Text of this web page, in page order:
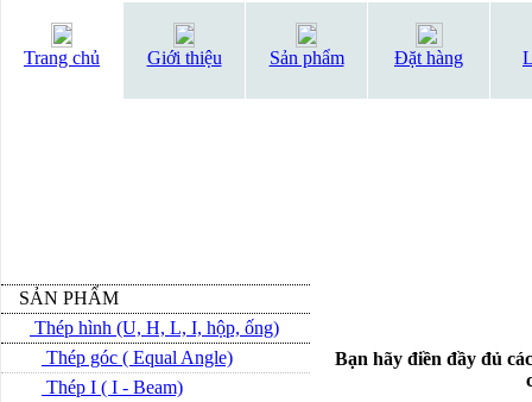
Trang chủ Giới thiệu Sản phẩm Đặt hàng
SẢN PHẨM
Thép hình (U, H, L, I, hộp, ống)
Thép góc ( Equal Angle)
Thép I ( I - Beam)
Bạn hãy điền đầy đủ